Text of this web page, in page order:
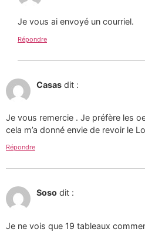
Je vous ai envoyé un courriel.
Répondre
Casas dit :
Je vous remercie . Je préfère les
cela m’a donné envie de revoir le
Répondre
Soso dit :
Je ne vois que 19 tableaux